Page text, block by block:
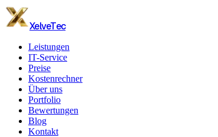
XelveTec
Leistungen
IT-Service
Preise
Kostenrechner
Über uns
Portfolio
Bewertungen
Blog
Kontakt